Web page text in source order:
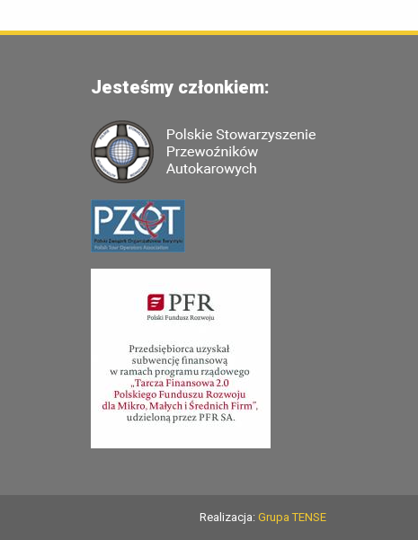
Jesteśmy członkiem:
Realizacja: Grupa TENSE